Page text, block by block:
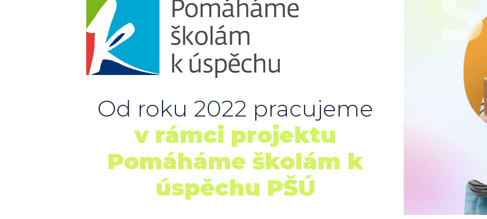
Od roku 2022 pracujeme
v rámci projektu
Pomáháme školám k
úspěchu PŠÚ